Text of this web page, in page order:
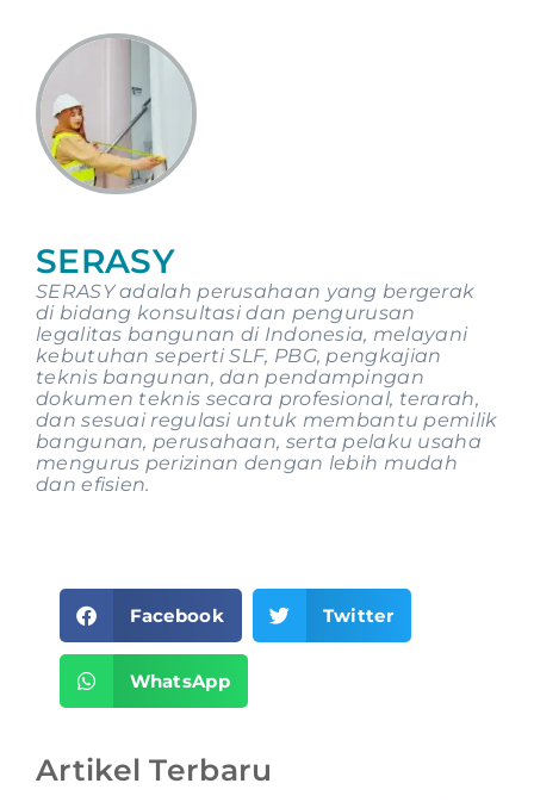
SERASY
SERASY adalah perusahaan yang bergerak
di bidang konsultasi dan pengurusan
legalitas bangunan di Indonesia, melayani
kebutuhan seperti SLF, PBG, pengkajian
teknis bangunan, dan pendampingan
dokumen teknis secara profesional, terarah,
dan sesuai regulasi untuk membantu pemilik
bangunan, perusahaan, serta pelaku usaha
mengurus perizinan dengan lebih mudah
dan efisien.
Facebook Twitter
WhatsApp
Artikel Terbaru